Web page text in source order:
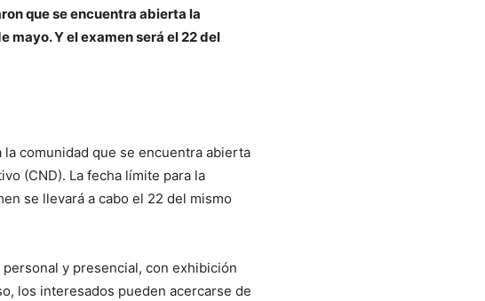
que se encuentra abierta la
mayo. Y el examen será el 22 del
comunidad que se encuentra abierta
(CND). La fecha límite para la
se llevará a cabo el 22 del mismo
y presencial, con exhibición
los interesados pueden acercarse de